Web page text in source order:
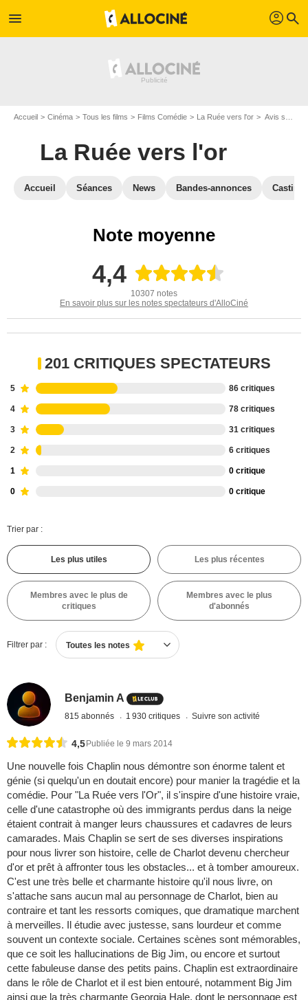
menu profil search
Accueil Cinéma Tous les films Films Comédie La Ruée vers l'or Avis sur La Ruée vers l'or
La Ruée vers l'or
Accueil Séances News Bandes-annonces Casting
Note moyenne
4,4
10307 notes
En savoir plus sur les notes spectateurs d'AlloCiné
201 CRITIQUES SPECTATEURS
5 86 critiques
4 78 critiques
3 31 critiques
2 6 critiques
1 0 critique
0 0 critique
Trier par :
Les plus utiles Les plus récentes
Membres avec le plus de
critiques
Membres avec le plus
d'abonnés
Filtrer par : Toutes les notes
Benjamin A
815 abonnés 1 930 critiques Suivre son activité
4,5 Publiée le 9 mars 2014
Une nouvelle fois Chaplin nous démontre son énorme talent et
génie (si quelqu'un en doutait encore) pour manier la tragédie et la
comédie. Pour "La Ruée vers l'Or", il s'inspire d'une histoire vraie,
celle d'une catastrophe où des immigrants perdus dans la neige
étaient contrait à manger leurs chaussures et cadavres de leurs
camarades. Mais Chaplin se sert de ses diverses inspirations
pour nous livrer son histoire, celle de Charlot devenu chercheur
d'or et prêt à affronter tous les obstacles... et à tomber amoureux.
C'est une très belle et charmante histoire qu'il nous livre, on
s'attache sans aucun mal au personnage de Charlot, bien au
contraire et tant les ressorts comiques, que dramatique marchent
à merveilles. Il étudie avec justesse, sans lourdeur et comme
souvent un contexte sociale. Certaines scènes sont mémorables,
que ce soit les hallucinations de Big Jim, ou encore et surtout
cette fabuleuse danse des petits pains. Chaplin est extraordinaire
dans le rôle de Charlot et il est bien entouré, notamment Big Jim
ainsi que la très charmante Georgia Hale, dont le personnage est